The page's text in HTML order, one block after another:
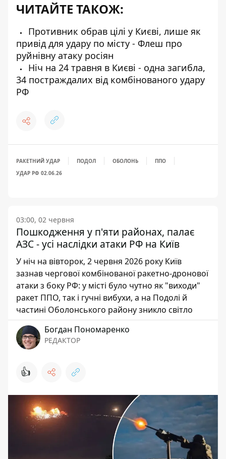
ЧИТАЙТЕ ТАКОЖ:
Противник обрав цілі у Києві, лише як
привід для удару по місту - Флеш про
руйнівну атаку росіян
Ніч на 24 травня в Києві - одна загибла,
34 постраждалих від комбінованого удару
РФ
РАКЕТНИЙ УДАР ПОДОЛ ОБОЛОНЬ
ППО
УДАР РФ 02.06.26
03:00, 02 червня
Пошкодження у п'яти районах, палає
АЗС - усі наслідки атаки РФ на Київ
У ніч на вівторок, 2 червня 2026 року Київ
зазнав чергової комбінованої ракетно-дронової
атаки з боку РФ: у місті було чутно як "виходи"
ракет ППО, так і гучні вибухи, а на Подолі й
частині Оболонського району зникло світло
Богдан Пономаренко
РЕДАКТОР
👍